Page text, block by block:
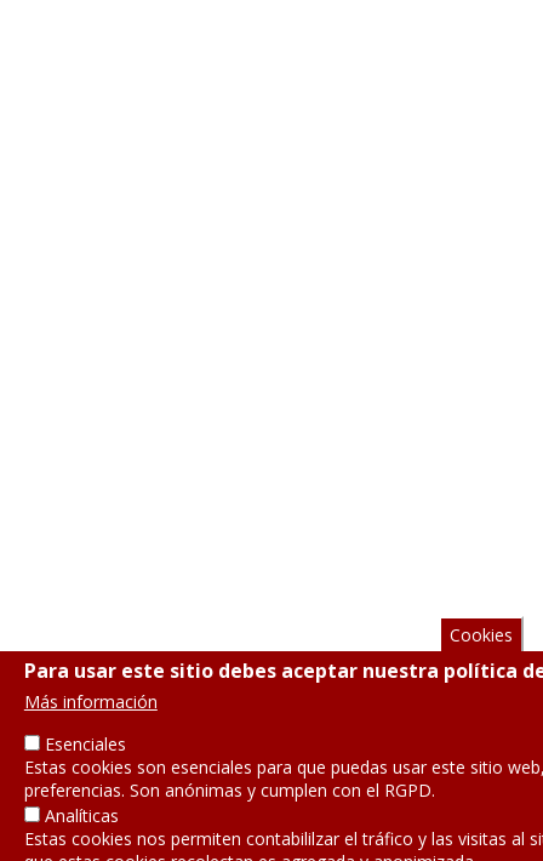
Cookies
Para usar este sitio debes aceptar nuestra política
Más información
Esenciales
Estas cookies son esenciales para que puedas usar este sitio
preferencias. Son anónimas y cumplen con el RGPD.
Analíticas
Estas cookies nos permiten contabililzar el tráfico y las visitas al